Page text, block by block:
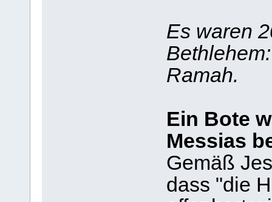
Es waren
Ramah.
Ein Bote
Messias
Gemäß
dass "die